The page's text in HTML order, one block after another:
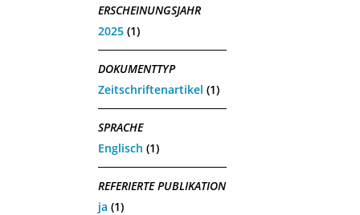
ERSCHEINUNGSJAHR
2025 (1)
DOKUMENTTYP
Zeitschriftenartikel (1)
SPRACHE
Englisch (1)
REFERIERTE PUBLIKATION
ja (1)